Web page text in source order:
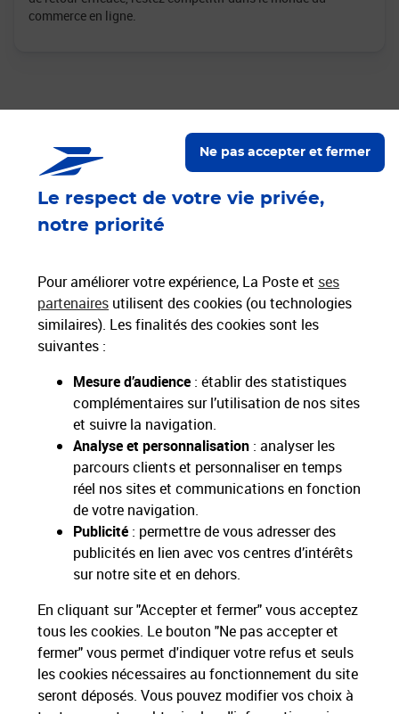
Le respect de votre vie privée,
notre priorité
Pour améliorer votre expérience, La Poste et ses
partenaires utilisent des cookies (ou technologies
similaires). Les finalités des cookies sont les
suivantes :
Mesure d’audience : établir des statistiques
complémentaires sur l’utilisation de nos sites
et suivre la navigation.
Analyse et personnalisation : analyser les
parcours clients et personnaliser en temps
réel nos sites et communications en fonction
de votre navigation.
Publicité : permettre de vous adresser des
publicités en lien avec vos centres d’intérêts
sur notre site et en dehors.
En cliquant sur "Accepter et fermer" vous acceptez
tous les cookies. Le bouton "Ne pas accepter et
fermer" vous permet d'indiquer votre refus et seuls
les cookies nécessaires au fonctionnement du site
seront déposés. Vous pouvez modifier vos choix à
Ne pas accepter et fermer
commerce en ligne.
Nos engagements
Proche de vous
Localiser un bureau de poste
Paiements 100% sécurisés
Livraison gratuite
Hors livres et hors produits marketplace
Applications La Poste
Restons connectés
Services Pros
Envois Courrier
Expéditions de Colis